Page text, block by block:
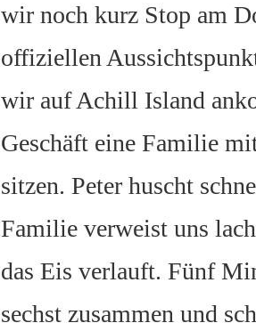
wir noch kurz Stop am
offiziellen
wir auf Achill Island
Geschäft eine Familie
sitzen. Peter huscht
Familie verweist uns
das Eis verlauft. Fünf
sechst zusammen und